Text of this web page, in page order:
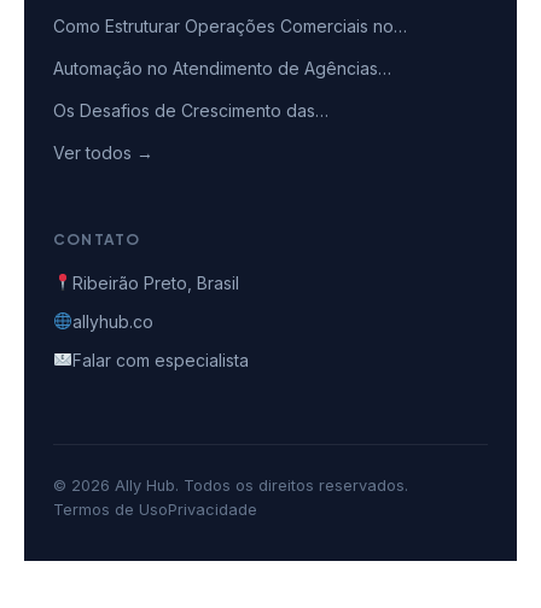
Como Estruturar Operações Comerciais no…
Automação no Atendimento de Agências…
Os Desafios de Crescimento das…
Ver todos →
CONTATO
Ribeirão Preto, Brasil
allyhub.co
Falar com especialista
© 2026 Ally Hub. Todos os direitos reservados.
Termos de UsoPrivacidade